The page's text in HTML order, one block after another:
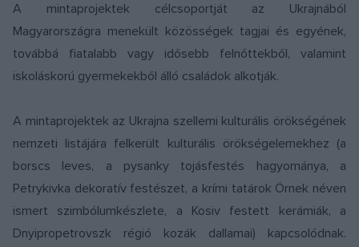
A mintaprojektek célcsoportját az Ukrajnából
Magyarországra menekült közösségek tagjai és egyének,
továbbá fiatalabb vagy idősebb felnőttekből, valamint
iskoláskorú gyermekekből álló családok alkotják.
A mintaprojektek az Ukrajna szellemi kulturális örökségének
nemzeti listájára felkerült kulturális örökségelemekhez (a
borscs leves, a pysanky tojásfestés hagyománya, a
Petrykivka dekoratív festészet, a krími tatárok Örnek néven
ismert szimbólumkészlete, a Kosiv festett kerámiák, a
Dnyipropetrovszk régió kozák dallamai) kapcsolódnak.